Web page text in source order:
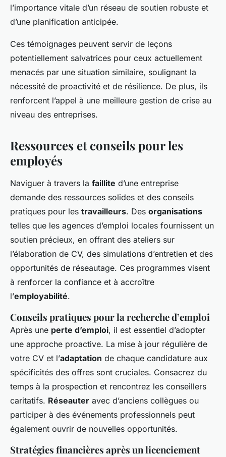
l’importance vitale d’un réseau de soutien robuste et
d’une planification anticipée.
Ces témoignages peuvent servir de leçons
potentiellement salvatrices pour ceux actuellement
menacés par une situation similaire, soulignant la
nécessité de proactivité et de résilience. De plus, ils
renforcent l’appel à une meilleure gestion de crise au
niveau des entreprises.
Ressources et conseils pour les
employés
Naviguer à travers la faillite d’une entreprise
demande des ressources solides et des conseils
pratiques pour les travailleurs. Des organisations
telles que les agences d’emploi locales fournissent un
soutien précieux, en offrant des ateliers sur
l’élaboration de CV, des simulations d’entretien et des
opportunités de réseautage. Ces programmes visent
à renforcer la confiance et à accroître
l’employabilité.
Conseils pratiques pour la recherche d’emploi
Après une perte d’emploi, il est essentiel d’adopter
une approche proactive. La mise à jour régulière de
votre CV et l’adaptation de chaque candidature aux
spécificités des offres sont cruciales. Consacrez du
temps à la prospection et rencontrez les conseillers
caritatifs. Réseauter avec d’anciens collègues ou
participer à des événements professionnels peut
également ouvrir de nouvelles opportunités.
Stratégies financières après un licenciement